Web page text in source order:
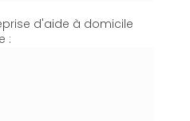
d'aide à domicile
: